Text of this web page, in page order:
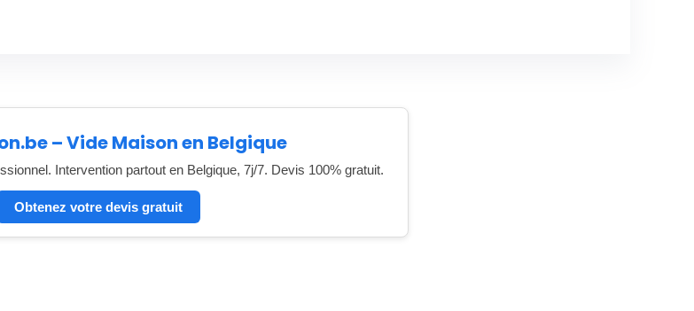
– Vide Maison en Belgique
Intervention partout en Belgique, 7j/7. Devis 100% gratuit.
Obtenez votre devis gratuit